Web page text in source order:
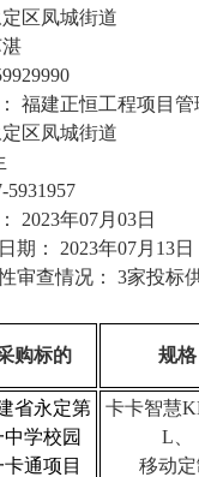
区凤城街道
福建正恒工程项目管
区凤城街道
2023年07月03日
期：
2023年07月13日
审查情况：
3家投标
购标的 规格
省永定第
中学校园
卡通项目
卡卡智慧
L、
移动定